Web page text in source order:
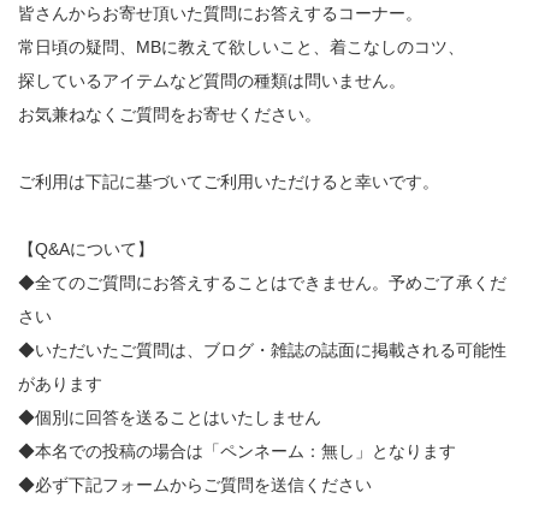
皆さんからお寄せ頂いた質問にお答えするコーナー。
常日頃の疑問、MBに教えて欲しいこと、着こなしのコツ、
探しているアイテムなど質問の種類は問いません。
お気兼ねなくご質問をお寄せください。
ご利用は下記に基づいてご利用いただけると幸いです。
【Q&Aについて】
◆全てのご質問にお答えすることはできません。予めご了承くだ
さい
◆いただいたご質問は、ブログ・雑誌の誌面に掲載される可能性
があります
◆個別に回答を送ることはいたしません
◆本名での投稿の場合は「ペンネーム：無し」となります
◆必ず下記フォームからご質問を送信ください